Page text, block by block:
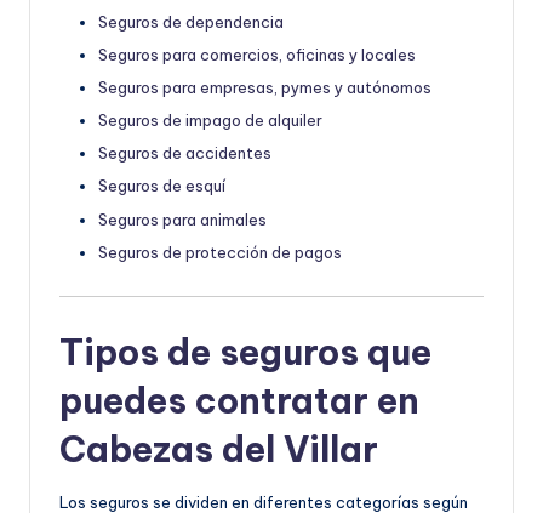
Seguros de dependencia
Seguros para comercios, oficinas y locales
Seguros para empresas, pymes y autónomos
Seguros de impago de alquiler
Seguros de accidentes
Seguros de esquí
Seguros para animales
Seguros de protección de pagos
Tipos de seguros que
puedes contratar en
Cabezas del Villar
Los seguros se dividen en diferentes categorías según